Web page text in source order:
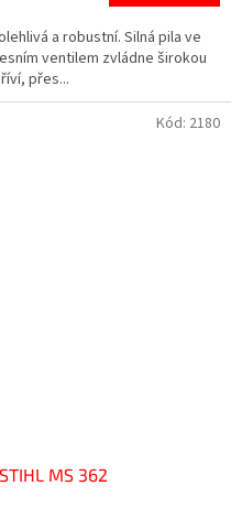
a robustní. Silná pila ve
ventilem zvládne širokou
přes...
MS 362
Kód: 2180